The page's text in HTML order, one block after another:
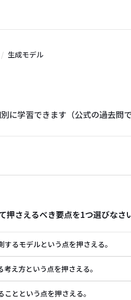
生成モデル
に学習できます（公式の過去問
さえるべき要点を1つ選びなさ
るモデルという点を押さえる。
え方という点を押さえる。
とという点を押さえる。